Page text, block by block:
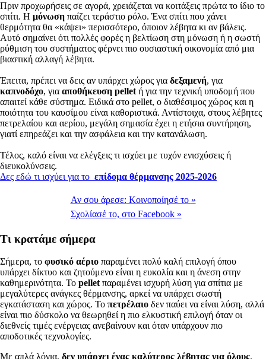
Πριν προχωρήσεις σε αγορά, χρειάζεται να κοιτάξεις πρώτα το ίδιο το
σπίτι. Η μόνωση παίζει τεράστιο ρόλο. Ένα σπίτι που χάνει
θερμότητα θα «κάψει» περισσότερο, όποιον λέβητα κι αν βάλεις.
Αυτό σημαίνει ότι πολλές φορές η βελτίωση στη μόνωση ή η σωστή
ρύθμιση του συστήματος φέρνει πιο ουσιαστική οικονομία από μια
βιαστική αλλαγή λέβητα.
Έπειτα, πρέπει να δεις αν υπάρχει χώρος για δεξαμενή, για
καπνοδόχο, για αποθήκευση pellet ή για την τεχνική υποδομή που
απαιτεί κάθε σύστημα. Ειδικά στο pellet, ο διαθέσιμος χώρος και η
ποιότητα του καυσίμου είναι καθοριστικά. Αντίστοιχα, στους λέβητες
πετρελαίου και αερίου, μεγάλη σημασία έχει η ετήσια συντήρηση,
γιατί επηρεάζει και την ασφάλεια και την κατανάλωση.
Τέλος, καλό είναι να ελέγξεις τι ισχύει με τυχόν ενισχύσεις ή
διευκολύνσεις.
Δες εδώ τι ισχύει για το επίδομα θέρμανσης 2025-2026
Αν σου άρεσε: Κοινοποίησέ το »
Σχολίασέ το, στο Facebook »
Τι κρατάμε σήμερα
Σήμερα, το φυσικό αέριο παραμένει πολύ καλή επιλογή όπου
υπάρχει δίκτυο και ζητούμενο είναι η ευκολία και η άνεση στην
καθημερινότητα. Το pelletπαραμένει ισχυρή λύση για σπίτια με
μεγαλύτερες ανάγκες θέρμανσης, αρκεί να υπάρχει σωστή
εγκατάσταση και χώρος. Το πετρέλαιο δεν παύει να είναι λύση, αλλά
είναι πιο δύσκολο να θεωρηθεί η πιο ελκυστική επιλογή όταν οι
διεθνείς τιμές ενέργειας ανεβαίνουν και όταν υπάρχουν πιο
αποδοτικές τεχνολογίες.
Με απλά λόγια, δεν υπάρχει ένας καλύτερος λέβητας για όλους.